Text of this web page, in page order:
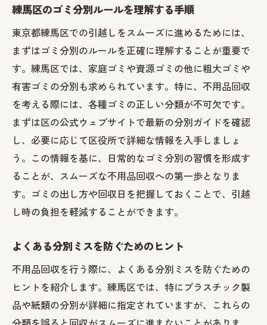
練馬区のゴミ分別ルールを理解する手順
東京都練馬区での引越しをスムーズに進めるためには、
まずはゴミ分別のルールを正確に理解することが重要で
す。練馬区では、家庭ゴミや資源ゴミの他に粗大ゴミや
有害ゴミの分別も求められています。特に、不用品回収
を考える際には、各種ゴミの正しい分類が不可欠です。
まずは区の公式ウェブサイトで最新の分別ガイドを確認
し、必要に応じて区役所で詳細な情報を入手しましょ
う。この情報を基に、日常的なゴミ分別の習慣を形成す
ることが、スムーズな不用品回収への第一歩となりま
す。ゴミの出し方や回収日を把握しておくことで、引越
し時の負担を軽減することができます。
よくある分別ミスを防ぐためのヒント
不用品回収を行う際に、よくある分別ミスを防ぐための
ヒントを紹介します。練馬区では、特にプラスチック製
品や紙類の分別が詳細に指定されていますが、これらの